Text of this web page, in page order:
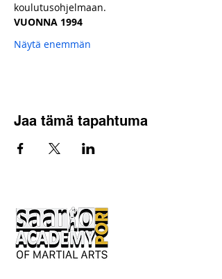
koulutusohjelmaan.
VUONNA 1994
Näytä enemmän
Jaa tämä tapahtuma